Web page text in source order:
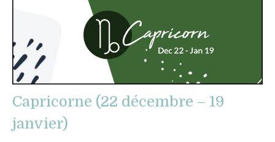
Capricorne (22 décembre – 19
janvier)